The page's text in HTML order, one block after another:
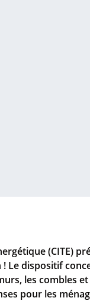
(CITE)
Le dispositif
les combles
pour les